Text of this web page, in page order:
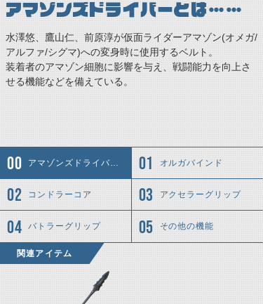
アマゾンズドライバーとは……
水澤悠、鷹山仁、前原淳が仮面ライダーアマゾン(オメガ/
アルファ/シグマ)への変身時に使用するベルト。
装着者のアマゾン細胞に影響を与え、戦闘能力を向上さ
せる機能などを備えている。
アマゾンズドライバーとは…… オルガバインド
コンドラーコア アクセラーグリップ
バトラーグリップ その他の機能
関連アイテム